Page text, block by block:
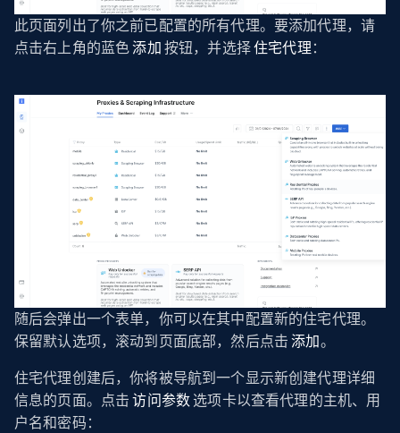
此页面列出了你之前已配置的所有代理。要添加代理，请
点击右上角的蓝色添加 按钮，并选择住宅代理 ：
随后会弹出一个表单，你可以在其中配置新的住宅代理。
保留默认选项，滚动到页面底部，然后点击添加。
住宅代理创建后，你将被导航到一个显示新创建代理详细
信息的页面。点击访问参数 选项卡以查看代理的主机、用
户名和密码：